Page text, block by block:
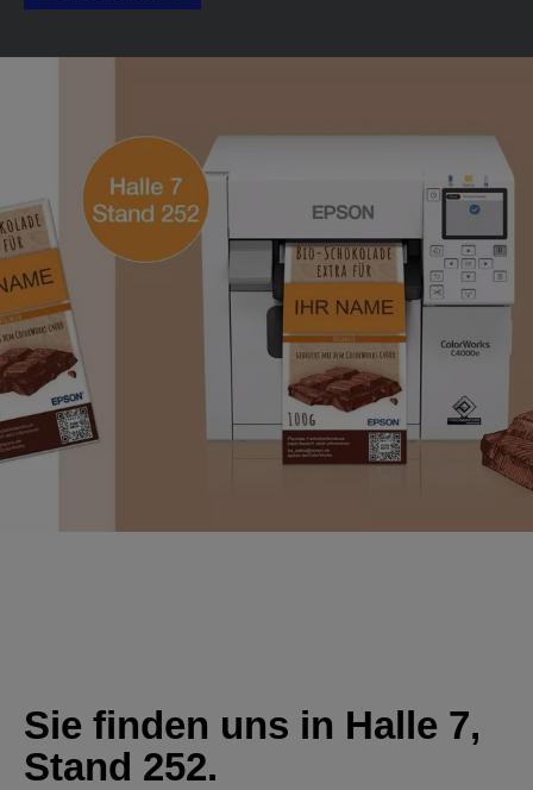
Sie finden uns in Halle 7,
Stand 252.